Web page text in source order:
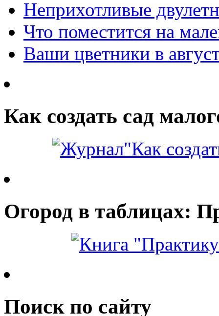
Неприхотливые
Что поместится на
Ваши цветники в
Как создать сад
Огород в таблицах:
Поиск по сайту